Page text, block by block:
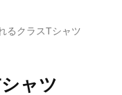
るクラスTシャツ
ャツ